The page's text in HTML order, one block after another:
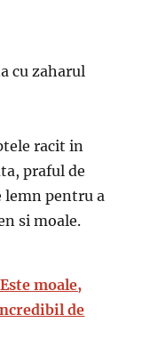
cu zaharul
racit in
praful de
lemn pentru a
si moale.
moale,
de